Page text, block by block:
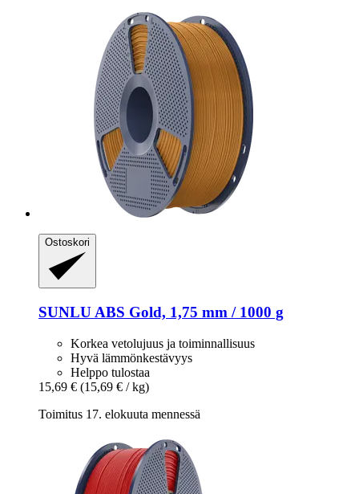
Ostoskori
SUNLU ABS Gold, 1,75 mm / 1000 g
Korkea vetolujuus ja toiminnallisuus
Hyvä lämmönkestävyys
Helppo tulostaa
15,69 € (15,69 € / kg)
Toimitus 17. elokuuta mennessä